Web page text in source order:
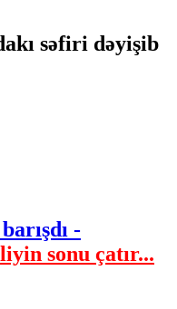
səfiri dəyişib
-
sonu çatır...